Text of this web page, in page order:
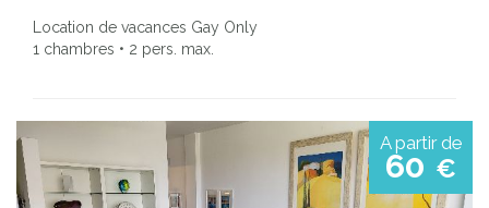
Location de vacances Gay Only
1 chambres • 2 pers. max.
A partir de
60 €